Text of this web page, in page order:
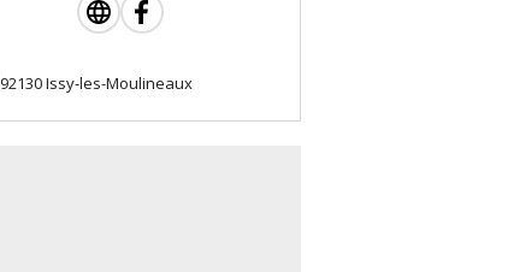
92130 Issy-les-Moulineaux